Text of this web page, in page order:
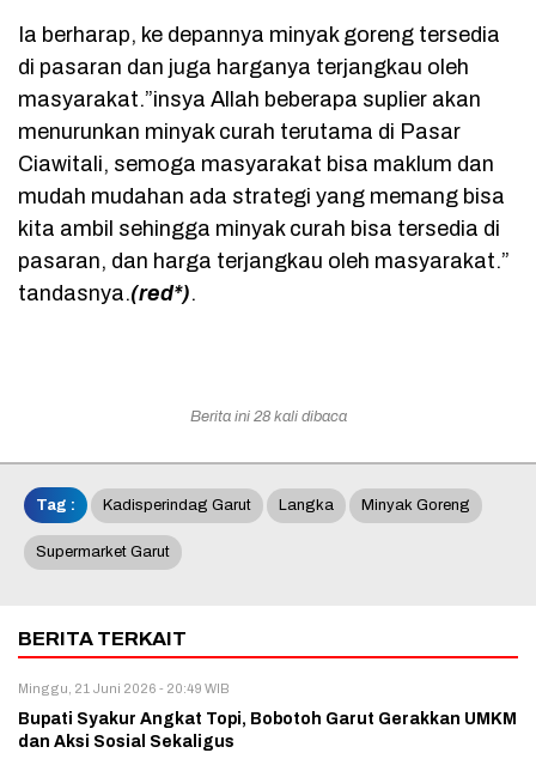
Ia berharap, ke depannya minyak goreng tersedia
di pasaran dan juga harganya terjangkau oleh
masyarakat.”insya Allah beberapa suplier akan
menurunkan minyak curah terutama di Pasar
Ciawitali, semoga masyarakat bisa maklum dan
mudah mudahan ada strategi yang memang bisa
kita ambil sehingga minyak curah bisa tersedia di
pasaran, dan harga terjangkau oleh masyarakat.”
tandasnya.(red*).
Berita ini 28 kali dibaca
Tag : Kadisperindag Garut Langka Minyak Goreng
Supermarket Garut
BERITA TERKAIT
Minggu, 21 Juni 2026 - 20:49 WIB
Bupati Syakur Angkat Topi, Bobotoh Garut Gerakkan UMKM
dan Aksi Sosial Sekaligus